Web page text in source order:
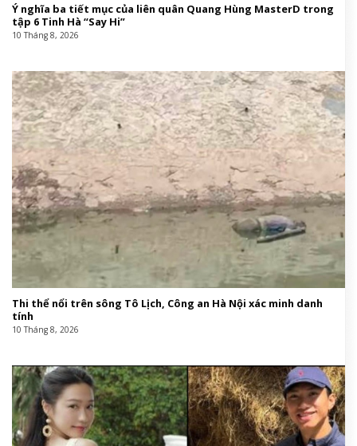
Ý nghĩa ba tiết mục của liên quân Quang Hùng MasterD trong
tập 6 Tinh Hà “Say Hi”
10 Tháng 8, 2026
Thi thể nổi trên sông Tô Lịch, Công an Hà Nội xác minh danh
tính
10 Tháng 8, 2026